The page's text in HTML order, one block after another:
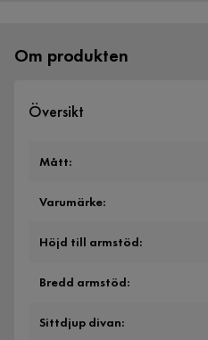
Om produkten
Översikt
Mått:
Varumärke:
Höjd till armstöd:
Bredd armstöd:
Sittdjup divan: